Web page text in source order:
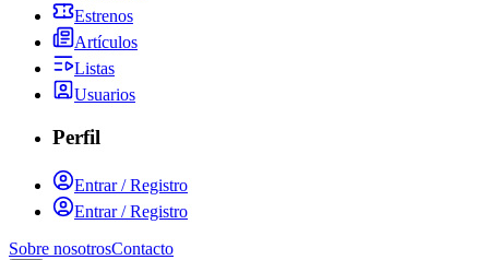
Estrenos
Artículos
Listas
Usuarios
Perfil
Entrar / Registro
Entrar / Registro
Sobre nosotrosContacto